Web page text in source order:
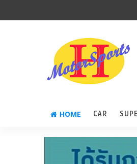
HOME CAR